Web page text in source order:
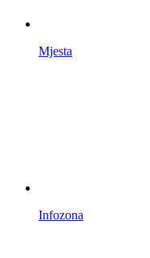
Mjesta
Infozona